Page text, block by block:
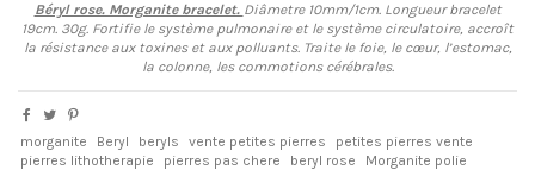
Béryl rose. Morganite bracelet. Diâmetre 10mm/1cm. Longueur bracelet
19cm. 30g. Fortifie le système pulmonaire et le système circulatoire, accroît
la résistance aux toxines et aux polluants. Traite le foie, le cœur, l’estomac,
la colonne, les commotions cérébrales.
morganite Beryl beryls vente petites pierres
petites pierres vente
pierres lithotherapie
pierres pas chere beryl rose
Morganite polie